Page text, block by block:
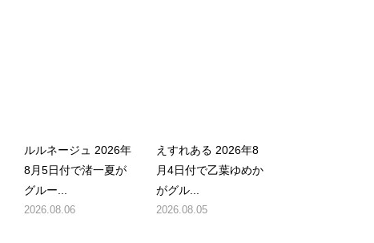
ルルネージュ 2026年
8月5日付で渚一夏が
グルー...
2026.08.06
えすれある 2026年8
月4日付で乙葉ゆめか
がグル...
2026.08.05